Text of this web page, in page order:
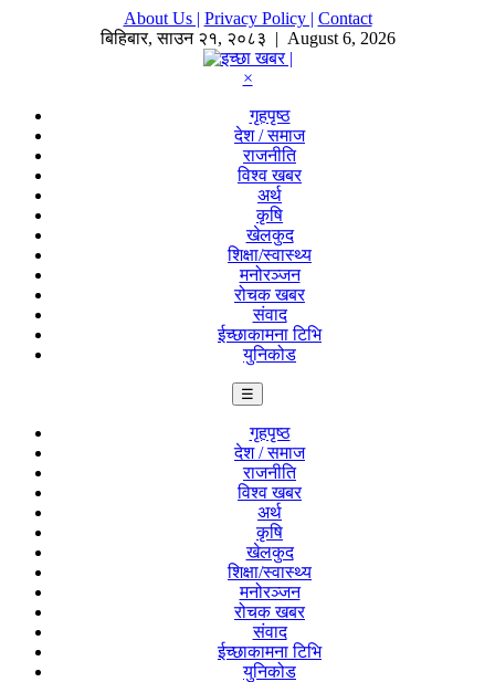
About Us | Privacy Policy | Contact
बिहिबार,साउन २१, २०८३ | August 6, 2026
×
गृहपृष्ठ
देश / समाज
राजनीति
विश्व खबर
अर्थ
कृषि
खेलकुद
शिक्षा/स्वास्थ्य
मनोरञ्जन
रोचक खबर
संवाद
ईच्छाकामना टिभि
युनिकोड
☰
गृहपृष्ठ
देश / समाज
राजनीति
विश्व खबर
अर्थ
कृषि
खेलकुद
शिक्षा/स्वास्थ्य
मनोरञ्जन
रोचक खबर
संवाद
ईच्छाकामना टिभि
युनिकोड